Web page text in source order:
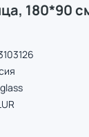
180*90